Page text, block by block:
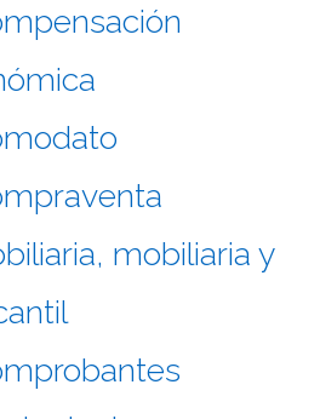
mobiliaria y